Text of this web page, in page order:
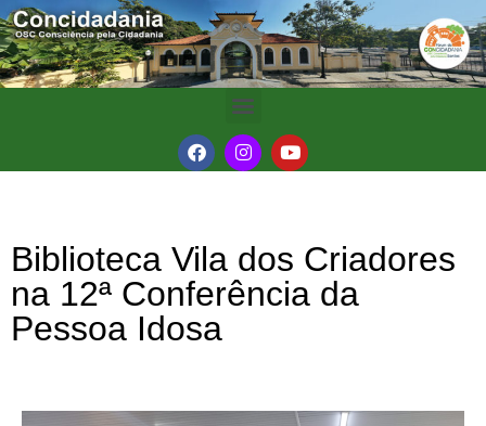
Biblioteca Vila dos Criadores
na 12ª Conferência da
Pessoa Idosa